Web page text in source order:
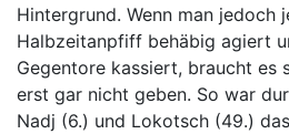
Hintergrund. Wenn man jedoch
Halbzeitanpfiff behäbig agiert
Gegentore kassiert, braucht es
erst gar nicht geben. So war
Nadj (6.) und Lokotsch (49.)